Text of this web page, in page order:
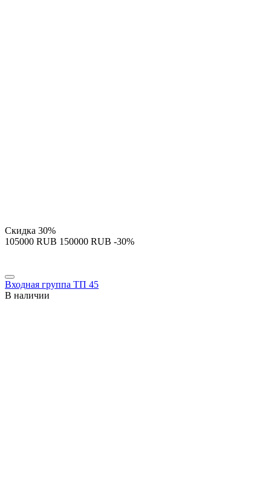
Скидка 30%
‍105000‍ RUB ‍150000‍ RUB -30%
Входная группа ТП 45
В наличии